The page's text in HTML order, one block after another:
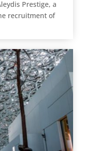
Prestige, a
recruitment of